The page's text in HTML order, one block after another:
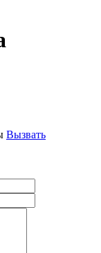
Вызвать